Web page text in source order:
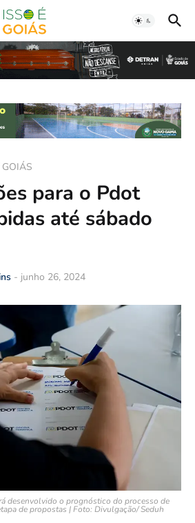
para o Pdot
até sábado
- junho 26, 2024
desenvolvido o prognóstico do processo de
de propostas | Foto: Divulgação/ Seduh